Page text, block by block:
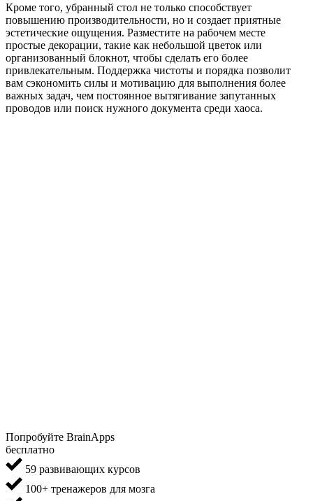
Кроме того, убранный стол не только способствует
повышению производительности, но и создает приятные
эстетические ощущения. Разместите на рабочем месте
простые декорации, такие как небольшой цветок или
организованный блокнот, чтобы сделать его более
привлекательным. Поддержка чистоты и порядка позволит
вам сэкономить силы и мотивацию для выполнения более
важных задач, чем постоянное вытягивание запутанных
проводов или поиск нужного документа среди хаоса.
Попробуйте BrainApps
бесплатно
59 развивающих курсов
100+ тренажеров для мозга